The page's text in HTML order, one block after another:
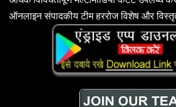
ऑनलाइन संपादकीय टीम हररोज विशेष और